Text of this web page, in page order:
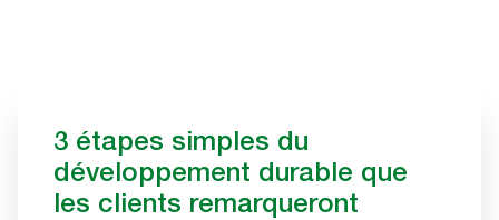
3 étapes simples du
développement durable que
les clients remarqueront